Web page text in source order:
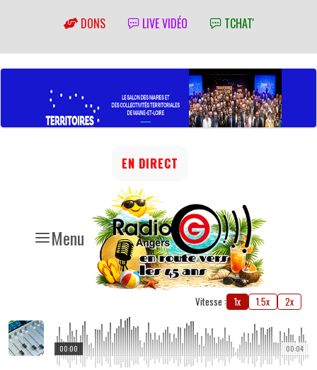
DONS LIVE VIDÉO TCHAT'
Menu
EN DIRECT
Vitesse : 1x 1.5x 2x
00:04
00:00